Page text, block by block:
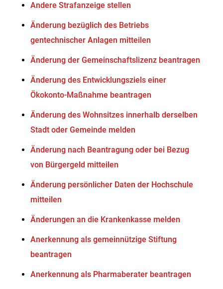
Andere Strafanzeige stellen
Änderung bezüglich des Betriebs
gentechnischer Anlagen mitteilen
Änderung der Gemeinschaftslizenz beantragen
Änderung des Entwicklungsziels einer
Ökokonto-Maßnahme beantragen
Änderung des Wohnsitzes innerhalb derselben
Stadt oder Gemeinde melden
Änderung nach Beantragung oder bei Bezug
von Bürgergeld mitteilen
Änderung persönlicher Daten der Hochschule
mitteilen
Änderungen an die Krankenkasse melden
Anerkennung als gemeinnützige Stiftung
beantragen
Anerkennung als Pharmaberater beantragen